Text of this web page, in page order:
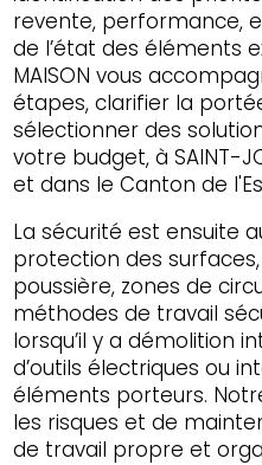
revente, performance,
de l’état des éléments
MAISON vous
étapes, clarifier la
sélectionner des
votre budget, à SAINT-
et dans le Canton de
La sécurité est ensuite
protection des
poussière, zones de
méthodes de travail
lorsqu’il y a démolition
d’outils électriques ou
éléments porteurs.
les risques et de
de travail propre et